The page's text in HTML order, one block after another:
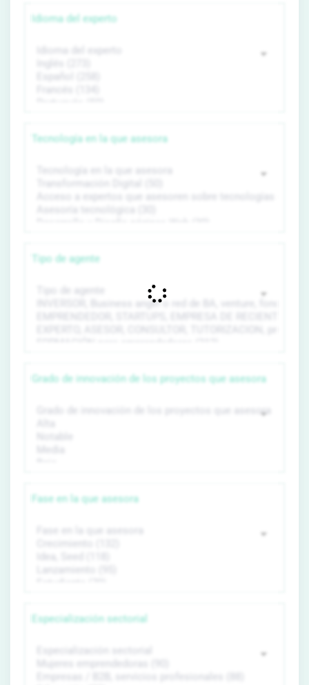
Idioma del experto
Tecnología en la que asesora
Tipo de agente
Grado de innovación de los proyectos que asesora
Fase en la que asesora
Especialización sectorial